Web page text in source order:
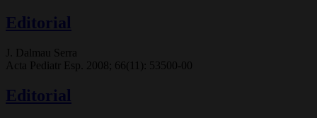
Editorial
J. Dalmau Serra
Acta Pediatr Esp. 2008; 66(11): 53500-00
Editorial